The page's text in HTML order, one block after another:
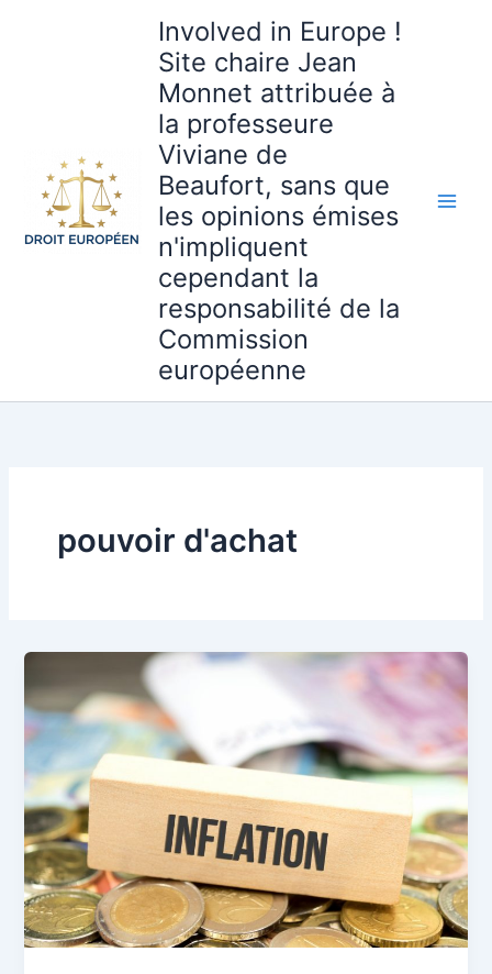
Involved in Europe !
Site chaire Jean
Monnet attribuée à
la professeure
Viviane de
Beaufort, sans que
les opinions émises
n'impliquent
cependant la
responsabilité de la
Commission
européenne
pouvoir d'achat